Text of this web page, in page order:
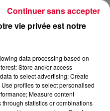
vie privée est notre
data processing based on
Store and/or access
to select advertising; Create
profiles to select personalised
Measure content
statistics or combinations
Continuer sans accepter